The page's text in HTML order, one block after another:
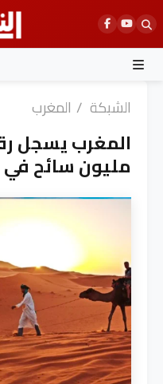
Skip
to
content
الشبكة / المغرب
مليون سائح في